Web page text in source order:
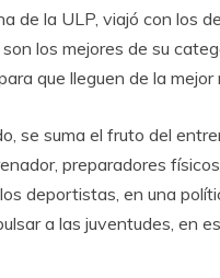
de la ULP, viajó con los
los mejores de su
que lleguen de la mejor
se suma el fruto del
preparadores
deportistas, en una
a las juventudes, en